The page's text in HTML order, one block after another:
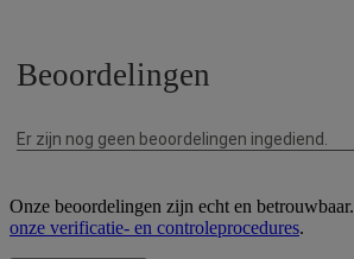
Onze beoordelingen zijn echt en betrouwbaar.
onze verificatie- en controleprocedures.